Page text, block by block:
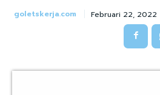
goletskerja.com Februari 22, 2022